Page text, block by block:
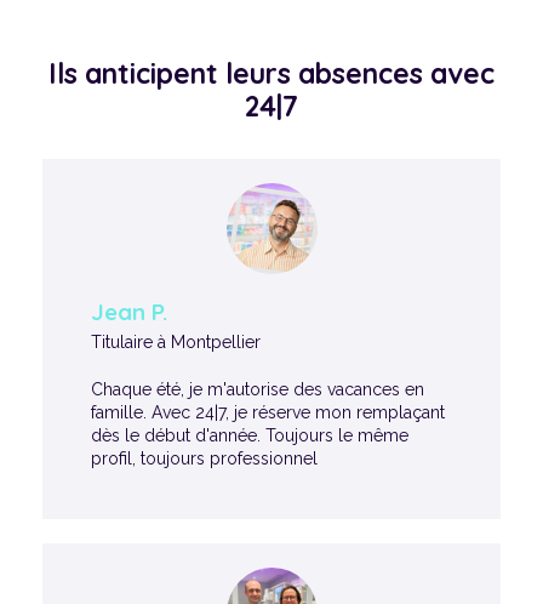
Ils anticipent leurs absences avec
24|7
Jean P.
Titulaire à Montpellier
Chaque été, je m'autorise des vacances en
famille. Avec 24|7, je réserve mon remplaçant
dès le début d'année. Toujours le même
profil, toujours professionnel